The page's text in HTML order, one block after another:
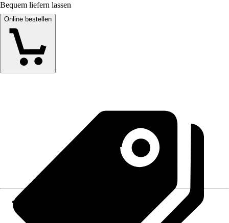
Bequem liefern lassen
Online bestellen